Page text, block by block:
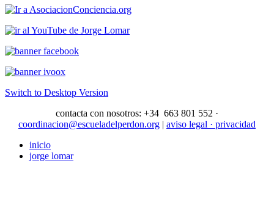
Switch to Desktop Version
contacta con nosotros: +34 663 801 552 ·
coordinacion@escueladelperdon.org | aviso legal · privacidad
inicio
jorge lomar